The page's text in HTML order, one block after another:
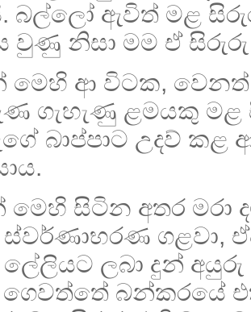
බල්ලෝ ඇවිත් මළ
වුණු නිසා මම ඒ සිරුරු
මෙහි ආ විටක, වෙනත්
ගැහැණු ළමයකු
බාප්පාට උදව් කළ
මෙහි සිටින අතර මරා
ස්වර්ණාභරණ ගළවා,
ලබා දුන් අයුරු
බන්කරයේ